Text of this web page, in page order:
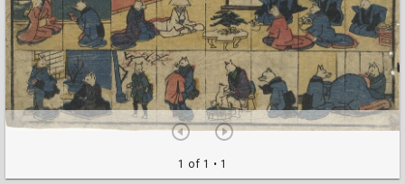
1 of 1 • 1